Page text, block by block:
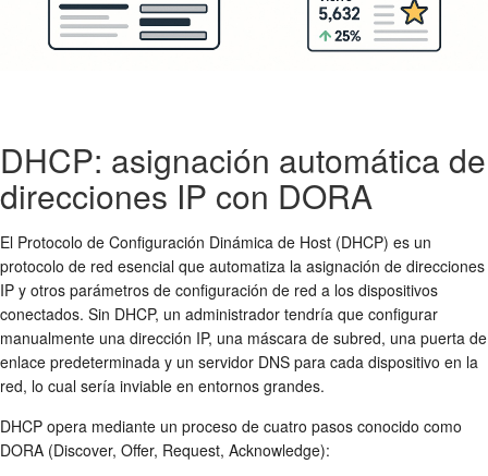
DHCP: asignación automática de
direcciones IP con DORA
El Protocolo de Configuración Dinámica de Host (DHCP) es un
protocolo de red esencial que automatiza la asignación de direcciones
IP y otros parámetros de configuración de red a los dispositivos
conectados. Sin DHCP, un administrador tendría que configurar
manualmente una dirección IP, una máscara de subred, una puerta de
enlace predeterminada y un servidor DNS para cada dispositivo en la
red, lo cual sería inviable en entornos grandes.
DHCP opera mediante un proceso de cuatro pasos conocido como
DORA (Discover, Offer, Request, Acknowledge):